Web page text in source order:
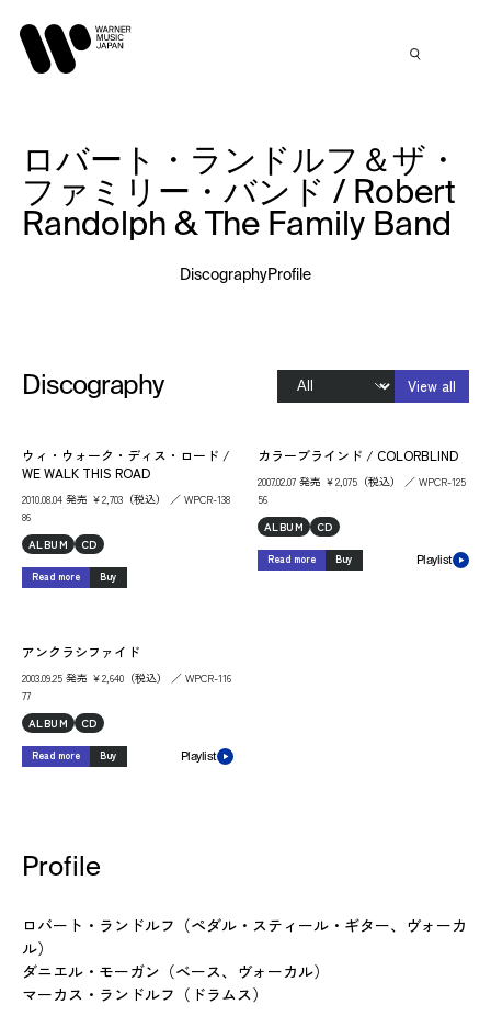
ロバート・ランドルフ＆ザ・
ファミリー・バンド / Robert
Randolph & The Family Band
DiscographyProfile
Discography View all
ウィ・ウォーク・ディス・ロード /
WE WALK THIS ROAD
2010.08.04 発売 ￥2,703（税込） ／ WPCR-138
86
ALBUM
CD
Read more Buy
カラーブラインド / COLORBLIND
2007.02.07 発売 ￥2,075（税込） ／ WPCR-125
56
ALBUM
CD
Read more Buy Playlist
アンクラシファイド
2003.09.25 発売 ￥2,640（税込） ／ WPCR-116
77
ALBUM
CD
Read more Buy Playlist
Profile
ロバート・ランドルフ（ペダル・スティール・ギター、ヴォーカ
ル）
ダニエル・モーガン（ベース、ヴォーカル）
マーカス・ランドルフ（ドラムス）